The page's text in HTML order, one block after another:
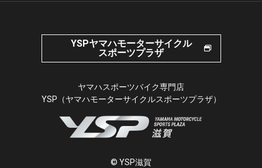
YSPヤマハモーターサイクル
スポーツプラザ
ヤマハスポーツバイク専門店
YSP（ヤマハモーターサイクルスポーツプラザ）
© YSP滋賀